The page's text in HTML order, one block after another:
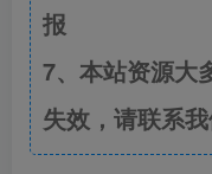
报
7、本站资源大
失效，请联系